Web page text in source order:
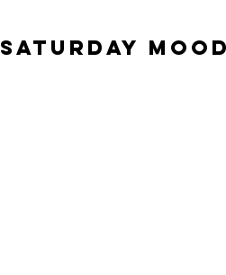
Saturday